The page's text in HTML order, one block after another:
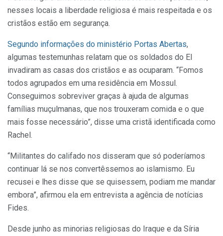
nesses locais a liberdade religiosa é mais respeitada e os
cristãos estão em segurança.
Segundo informações do ministério Portas Abertas,
algumas testemunhas relatam que os soldados do EI
invadiram as casas dos cristãos e as ocuparam. “Fomos
todos agrupados em uma residência em Mossul.
Conseguimos sobreviver graças à ajuda de algumas
famílias muçulmanas, que nos trouxeram comida e o que
mais fosse necessário”, disse uma cristã identificada como
Rachel.
“Militantes do califado nos disseram que só poderíamos
continuar lá se nos convertêssemos ao islamismo. Eu
recusei e lhes disse que se quisessem, podiam me mandar
embora”, afirmou ela em entrevista a agência de notícias
Fides.
Desde junho as minorias religiosas do Iraque e da Síria